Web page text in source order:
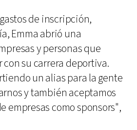
de inscripción,
Emma abrió una
y personas que
con su carrera deportiva.
un alias para la gente
y también aceptamos
empresas como sponsors",